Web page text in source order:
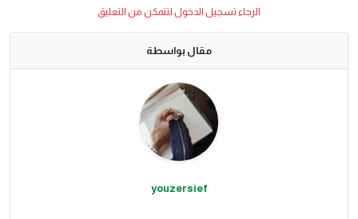
الرجاء تسجيل الدخول لتتمكن من التعليق
مقال بواسطة
youzersief